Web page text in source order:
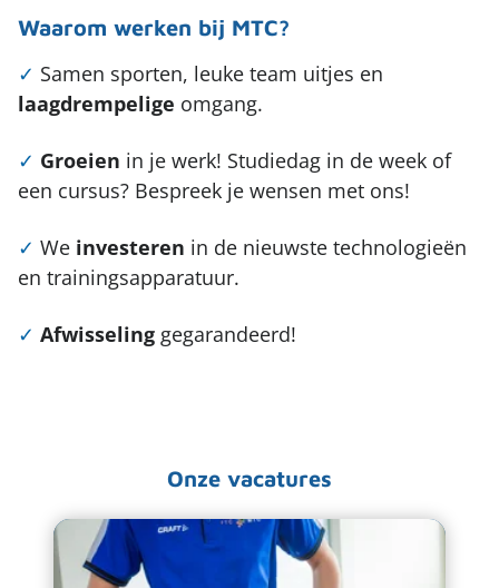
Waarom werken bij MTC?
✓ Samen sporten, leuke team uitjes en
laagdrempelige omgang.
✓ Groeien in je werk! Studiedag in de week of
een cursus? Bespreek je wensen met ons!
✓ We investeren in de nieuwste technologieën
en trainingsapparatuur.
✓ Afwisseling gegarandeerd!
Onze vacatures